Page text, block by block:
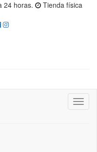
24 horas.
Tienda física